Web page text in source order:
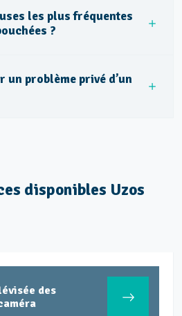
les plus fréquentes
?
un problème privé d’un
disponibles Uzos
des